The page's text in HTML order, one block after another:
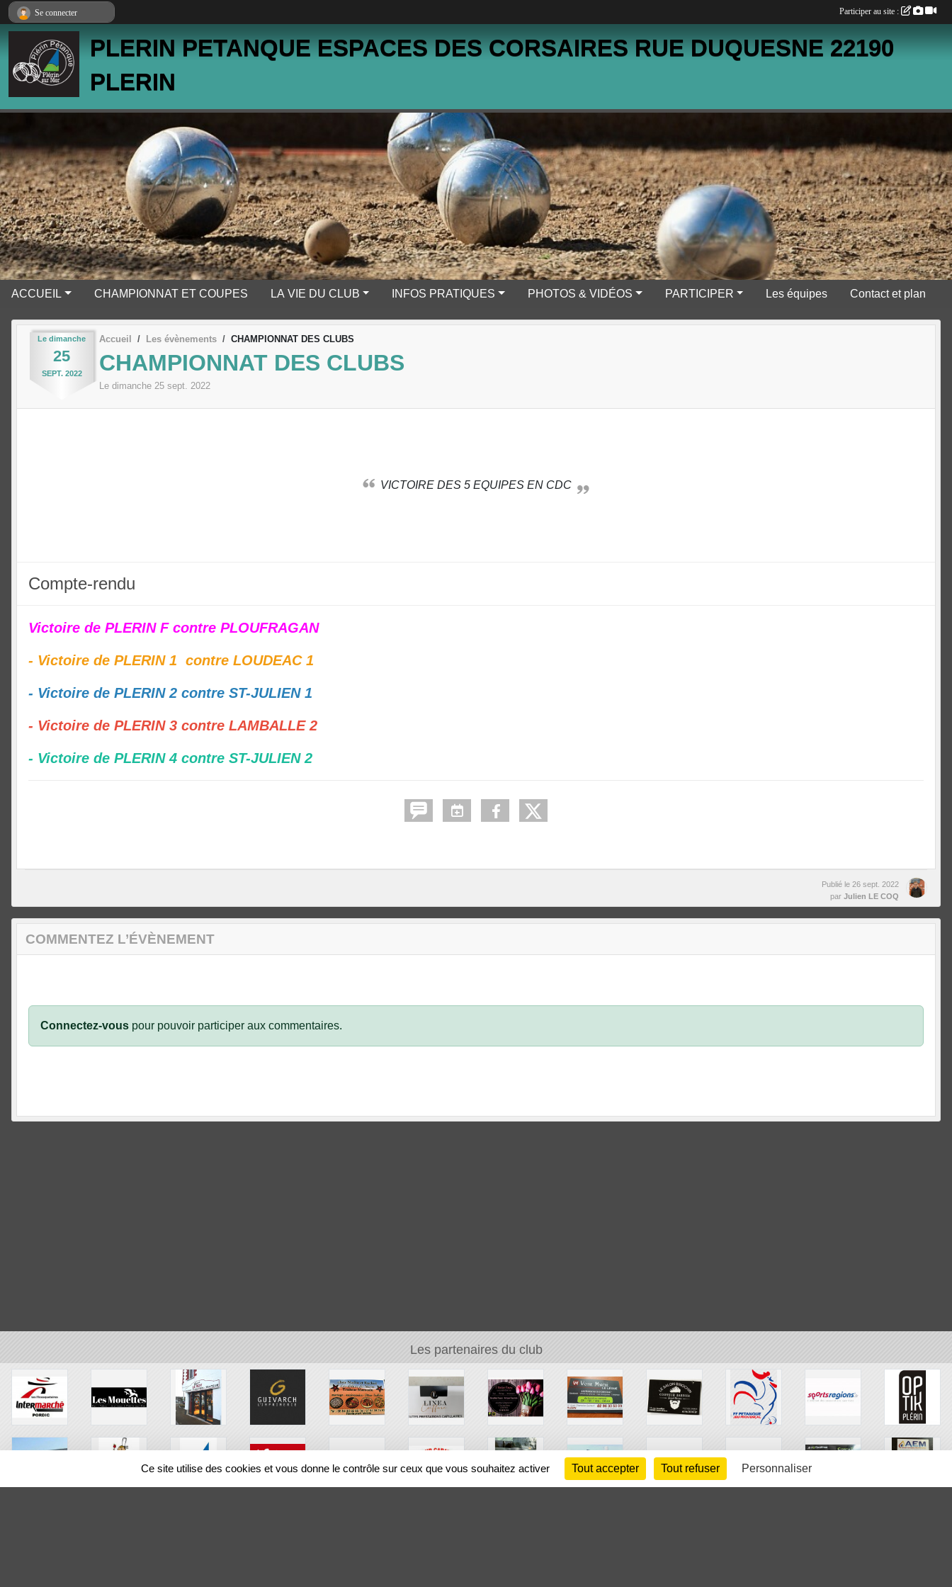
PLERIN PETANQUE ESPACES DES CORSAIRES RUE DUQUESNE 22190
PLERIN
ACCUEIL CHAMPIONNAT ET COUPES LA VIE DU CLUB INFOS PRATIQUES PHOTOS & VIDÉOS PARTICIPER Les équipes Contact et plan
Le dimanche
25
SEPT. 2022
Accueil Les évènements CHAMPIONNAT DES CLUBS
CHAMPIONNAT DES CLUBS
Le dimanche 25 sept. 2022
VICTOIRE DES 5 EQUIPES EN CDC
Compte-rendu
Victoire de PLERIN F contre PLOUFRAGAN
- Victoire de PLERIN 1 contre LOUDEAC 1
- Victoire de PLERIN 2 contre ST-JULIEN 1
- Victoire de PLERIN 3 contre LAMBALLE 2
- Victoire de PLERIN 4 contre ST-JULIEN 2
Publié le 26 sept. 2022
par Julien LE COQ
COMMENTEZ L’ÉVÈNEMENT
Connectez-vous pour pouvoir participer aux commentaires.
Les partenaires du club
Se connecter Participer au site :
Panneau de gestion des cookies
Ce site utilise des cookies et vous donne le contrôle sur ceux que vous souhaitez activer Tout accepter Tout refuser Personnaliser